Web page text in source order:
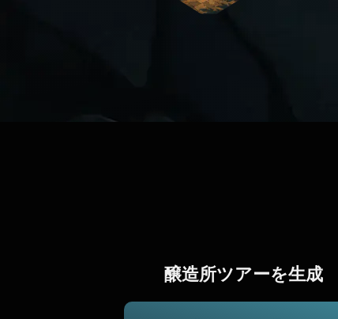
醸造所ツアーを生成